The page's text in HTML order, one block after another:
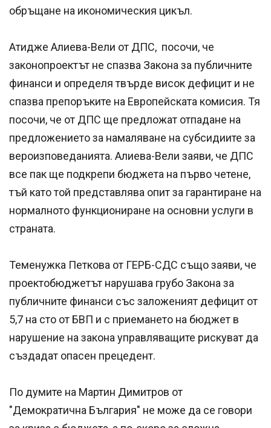
обръщане на икономическия цикъл.
Атидже Алиева-Вели от ДПС, посочи, че
законопроектът не спазва Закона за публичните
финанси и определя твърде висок дефицит и не
спазва препоръките на Европейската комисия. Тя
посочи, че от ДПС ще предложат отпадане на
предложението за намаляване на субсидиите за
вероизповеданията. Алиева-Вели заяви, че ДПС
все пак ще подкрепи бюджета на първо четене,
тъй като той представлява опит за гарантиране на
нормалното функциониране на основни услуги в
страната.
Теменужка Петкова от ГЕРБ-СДС също заяви, че
проектобюджетът нарушава грубо Закона за
публичните финанси със заложеният дефицит от
5,7 на сто от БВП и с приемането на бюджет в
нарушение на закона управляващите рискуват да
създадат опасен прецедент.
По думите на Мартин Димитров от
"Демократична България" не може да се говори